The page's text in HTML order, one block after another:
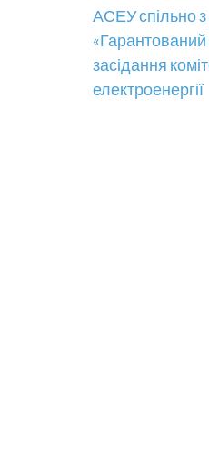
Навігація
записів
АСЕУ спільно
засідання
електроенергії